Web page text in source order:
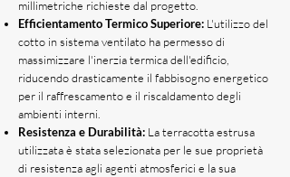
millimetriche richieste dal progetto.
Efficientamento Termico Superiore: L'utilizzo del
cotto in sistema ventilato ha permesso di
massimizzare l'inerzia termica dell'edificio,
riducendo drasticamente il fabbisogno energetico
per il raffrescamento e il riscaldamento degli
ambienti interni.
Resistenza e Durabilità: La terracotta estrusa
utilizzata è stata selezionata per le sue proprietà
di resistenza agli agenti atmosferici e la sua